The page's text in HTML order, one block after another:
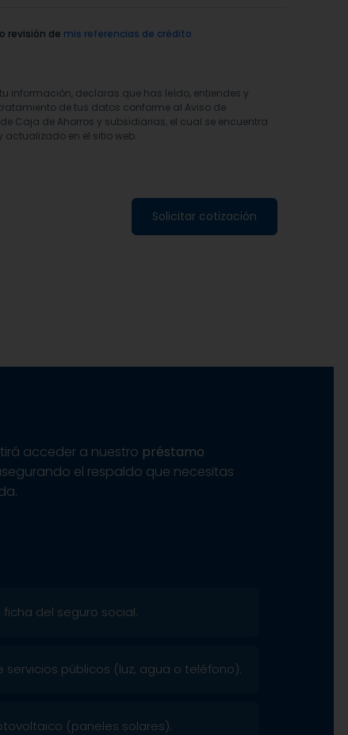
revisión de mis referencias de crédito
información, declaras que has leído, entiendes y
de tus datos conforme al Aviso de
Caja de Ahorros y subsidiarias, el cual se encuentra
actualizado en el sitio web.
Solicitar cotización
acceder a nuestro préstamo
el respaldo que necesitas
del seguro social.
públicos (luz, agua o teléfono).
(paneles solares).